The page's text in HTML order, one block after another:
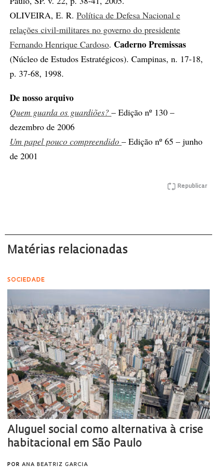
OLIVEIRA, E. R. Política de Defesa Nacional e
relações civil-militares no governo do presidente
Fernando Henrique Cardoso. Caderno Premissas
(Núcleo de Estudos Estratégicos). Campinas, n. 17-18,
p. 37-68, 1998.
De nosso arquivo
Quem guarda os guardiões? – Edição nº 130 –
dezembro de 2006
Um papel pouco compreendido – Edição nº 65 – junho
de 2001
Republicar